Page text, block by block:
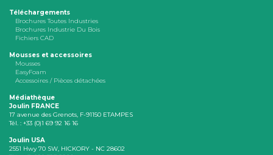
Téléchargements
Brochures Toutes Industries
Brochures Industrie Du Bois
Fichiers CAD
Mousses et accessoires
Mousses
EasyFoam
Accessoires / Pièces détachées
Médiathèque
Joulin FRANCE
17 avenue des Grenots, F-91150 ETAMPES
Tél. : +33 (0)1 69 92 16 16
Joulin USA
2551 Hwy 70 SW, HICKORY - NC 28602